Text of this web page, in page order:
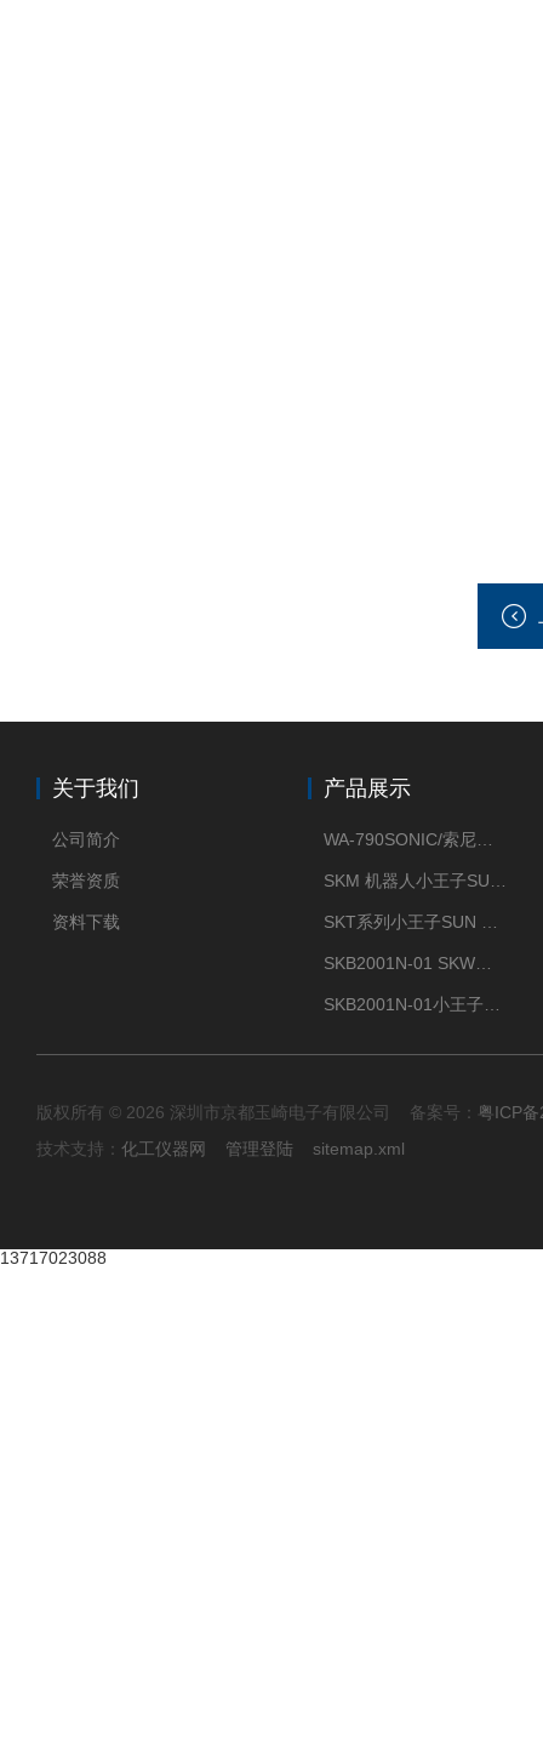
关于我们
公司简介
荣誉资质
资料下载
产品展示
WA-790SONIC/索尼克 WAM-100新型迷你风速仪
SKM 机器人小王子SUN ENERGY紫外线臭氧清洗设备UV清洗
SKT系列小王子SUN ENERGY紫外线臭氧清洗设备UV清洗
SKB2001N-01 SKW小王子SUN ENERGY紫外线臭氧清洗设备辐照器
SKB2001N-01小王子SUN ENERGY紫外线臭氧清洗设备
版权所有 © 2026 深圳市京都玉崎电子有限公司 备案号： 粤ICP
技术支持： 化工仪器网 管理登陆 sitemap.xml
13717023088